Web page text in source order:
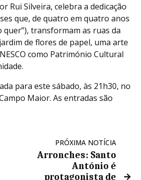
Rui Silveira, celebra a dedicação
que, de quatro em quatro anos
quer”), transformam as ruas da
de flores de papel, uma arte
como Património Cultural
para este sábado, às 21h30, no
Maior. As entradas são
PRÓXIMA NOTÍCIA
Arronches: Santo
António é
protagonista de